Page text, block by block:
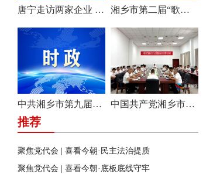
唐宁走访两家企业 问需问计促发展 湘乡市第二届“歌声飞扬·乐享湘乡”歌唱比赛圆满收官
中共湘乡市第九届纪律检查委员会举行第一次全体会议 中国共产党湘乡市第九次代表大会主席团举行第六次会议
推荐
聚焦党代会 | 喜看今朝·民主法治提质
聚焦党代会 | 喜看今朝·底板底线守牢